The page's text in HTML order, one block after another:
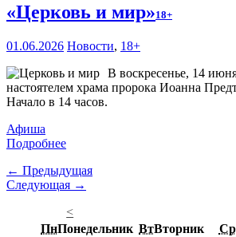
«Церковь и мир»18+
01.06.2026 Новости, 18+
В воскресенье, 14
настоятелем храма пророка Иоанна
Начало в 14 часов.
Афиша
Подробнее
← Предыдущая
Следующая →
<
ПнПонедельник ВтВторник Ср